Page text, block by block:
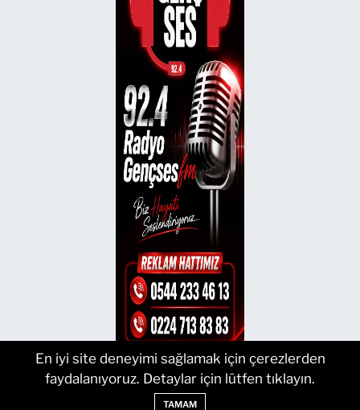
En iyi site deneyimi sağlamak için çerezlerden
faydalanıyoruz. Detaylar için lütfen tıklayın.
TAMAM